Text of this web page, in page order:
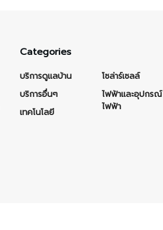
Categories
บริการดูแลบ้าน
บริการอื่นๆ
เทคโนโลยี
โซล่าร์เซลล์
ไฟฟ้าและอุปกรณ์
ไฟฟ้า